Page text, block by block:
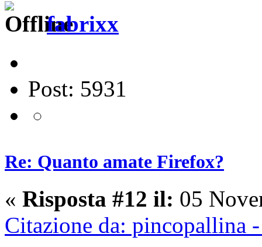
fabrixx
Post: 5931
Re: Quanto amate Firefox?
« Risposta #12 il: 05
Citazione da: pincopallina